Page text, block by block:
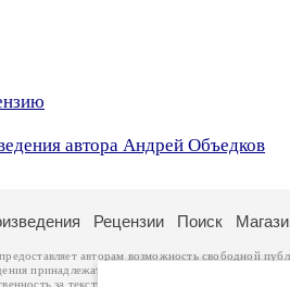
автора Андрей Объедков
Рецензии Поиск
авторам возможность свободной
принадлежат авторам и охраняются
.
за тексты произведений авторы несут